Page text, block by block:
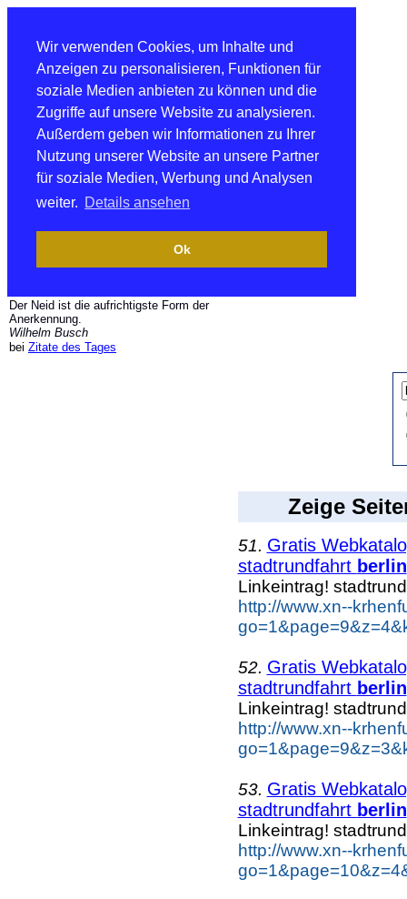
Wir verwenden Cookies, um Inhalte und
Anzeigen zu personalisieren, Funktionen für
soziale Medien anbieten zu können und die
Zugriffe auf unsere Website zu analysieren.
Außerdem geben wir Informationen zu Ihrer
Nutzung unserer Website an unsere Partner
für soziale Medien, Werbung und Analysen
weiter. Details ansehen
Ok
Der Neid ist die aufrichtigste Form der
Anerkennung.
Wilhelm Busch
bei Zitate des Tages
Zeige
51. Gratis
stadtrundfahrt berlin
Linkeintrag!
http://www.xn--
52. Gratis
stadtrundfahrt berlin
Linkeintrag!
http://www.xn--
53. Gratis
stadtrundfahrt berlin
Linkeintrag!
http://www.xn--